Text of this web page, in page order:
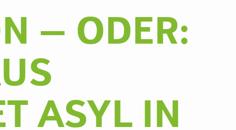
– ODER:
ASYL IN